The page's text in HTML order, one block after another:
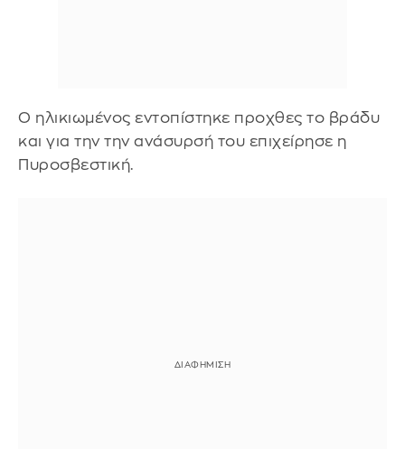
Ο ηλικιωμένος εντοπίστηκε προχθες το βράδυ
και για την την ανάσυρσή του επιχείρησε η
Πυροσβεστική.